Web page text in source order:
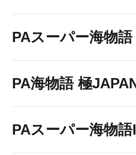
PAスーパー海物
PA海物語 極
PAスーパー海物